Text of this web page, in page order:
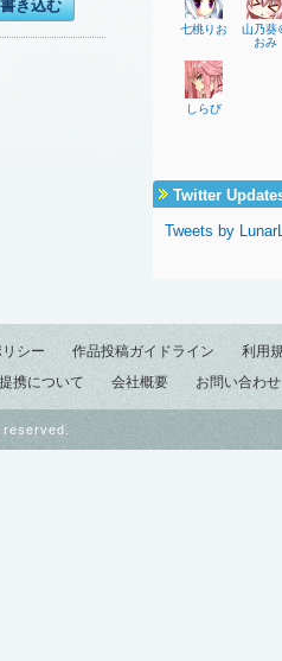
七桃りお
山乃葵
おみ
しらび
Twitter
Tweets by
シー 作品投稿ガイドライン
利用
携について 会社概要 お問い合わせ